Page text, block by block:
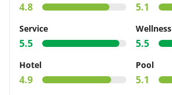
4.8 5.1
Service
5.5
Wellness
5.5
Hotel
4.9
Pool
5.1